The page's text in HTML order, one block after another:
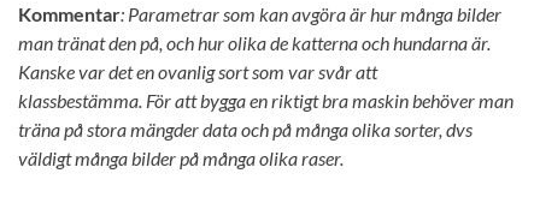
Kommentar: Parametrar som kan avgöra är hur många bilder
man tränat den på, och hur olika de katterna och hundarna är.
Kanske var det en ovanlig sort som var svår att
klassbestämma. För att bygga en riktigt bra maskin behöver man
träna på stora mängder data och på många olika sorter, dvs
väldigt många bilder på många olika raser.